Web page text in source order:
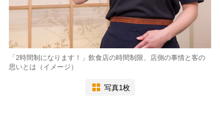
「2時間制になります！」飲食店の時間制限、店側の事情と客の
思いとは（イメージ）
写真1枚